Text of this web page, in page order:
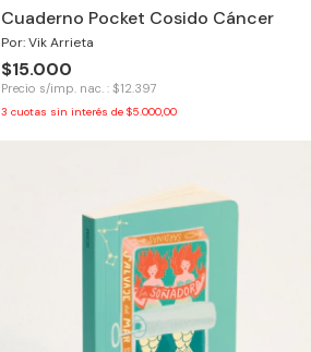
Cuaderno Pocket Cosido Cáncer
Por: Vik Arrieta
$15.000
Precio s/imp. nac. : $12.397
3 cuotas sin interés de $5.000,00